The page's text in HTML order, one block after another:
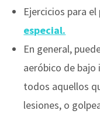
Ejercicios para
especial.
En general,
aeróbico de
todos aquellos
lesiones, o